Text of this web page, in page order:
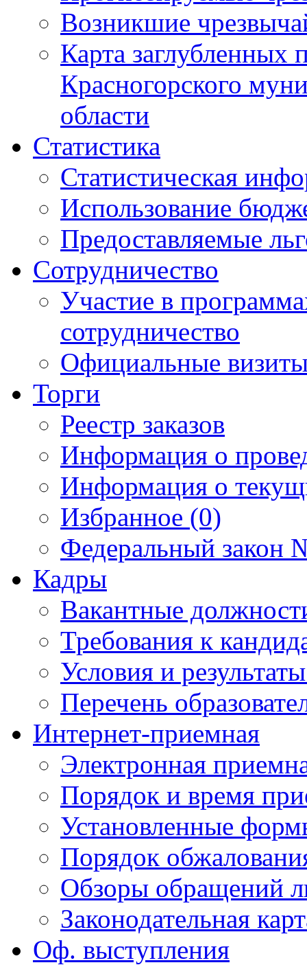
Возникшие
Карта
Красногорского
области
Статистика
Статистическая
Использование
Предоставляемые
Сотрудничество
Участие в
сотрудничество
Официальные
Торги
Реестр заказов
Информация о
Информация о
Избранное (0)
Федеральный закон
Кадры
Вакантные
Требования к
Условия и
Перечень
Интернет-приемная
Электронная
Порядок и время
Установленные
Порядок
Обзоры обращений
Законодательная
Оф. выступления